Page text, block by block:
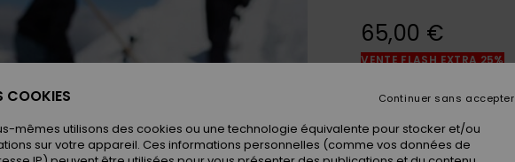
65,00 €
VENTE FLASH EXTRA 25%
Bone
COOKIES
mêmes utilisons des cookies ou une technologie équivalente pour stocker et/ou
sur votre appareil. Ces informations personnelles (comme vos données de
Continuer sans accepter